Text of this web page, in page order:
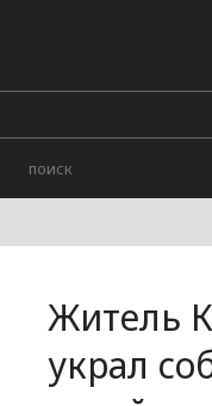
Житель
украл